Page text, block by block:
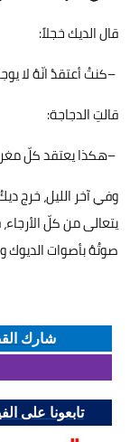
قال الديك خجلاً:‏
–كنتُ أعتقدُ انّهُ لا
قالتِ الدجاجة:‏
–هكذا يعتقد كلّ
وفي آخر الليل، خرج
يتعالى من كلّ
صوتُهُ بأصوات الديوك
شارك
تابعونا على